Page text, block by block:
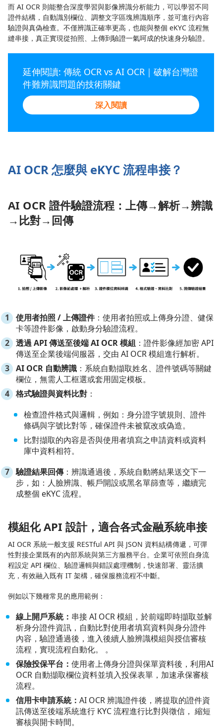
而 AI OCR 則能整合深度學習與影像辨識分析能力，可以學習不同
證件結構，自動識別欄位、調整文字區塊辨識順序，並可進行內容
驗證與真偽檢查。不僅辨識正確率更高，也能與整個 eKYC 流程無
縫串接，真正實現從拍照、上傳到驗證一氣呵成的快速身分驗證。
延伸閱讀: 傳統 OCR vs AI OCR｜破解台灣證
件難辨識問題的技術關鍵
深入閱讀
AI OCR 怎麼與 eKYC 流程串接？
AI OCR 證件驗證流程：上傳→解析→辨識
→比對→回傳
使用者拍照 / 上傳證件：使用者拍照或上傳身分證、健保
卡等證件影像，啟動身分驗證流程。
透過 API 傳送至後端 AI OCR 模組 ：證件影像經加密 API
傳送至企業後端伺服器，交由 AI OCR 模組進行解析。
AI OCR 自動辨識 ：系統自動擷取姓名、證件號碼等關鍵
欄位，無需人工框選或套用固定模板。
格式驗證與資料比對 ：
檢查證件格式與邏輯，例如：身分證字號規則、證件
條碼與字號比對等，確保證件未被竄改或偽造。
比對擷取的內容是否與使用者填寫之申請資料或資料
庫中資料相符。
驗證結果回傳：辨識通過後，系統自動將結果送交下一
步，如：人臉辨識、帳戶開設或黑名單篩查等，繼續完
成整個 eKYC 流程。
模組化 API 設計，適合各式金融系統串接
AI OCR 系統一般支援 RESTful API 與 JSON 資料結構傳遞，可彈
性對接企業既有的內部系統與第三方服務平台。企業可依照自身流
程設定 API 欄位、驗證邏輯與錯誤處理機制，快速部署、靈活擴
充，有效融入既有 IT 架構，確保服務流程不中斷。
例如以下幾種常見的應用範例：
線上開戶系統： 串接 AI OCR 模組，於前端即時擷取並解
析身分證件資訊，自動比對使用者填寫資料與身分證件
內容，驗證通過後，進入後續人臉辨識模組與授信審核
流程，實現流程自動化。 。
保險投保平台：使用者上傳身分證與保單資料後，利用AI
OCR 自動擷取欄位資料並填入投保表單，加速承保審核
流程。
信用卡申請系統：AI OCR 辨識證件後，將提取的證件資
訊傳送至後端系統進行 KYC 流程進行比對與徵信， 縮短
審核與開卡時間。